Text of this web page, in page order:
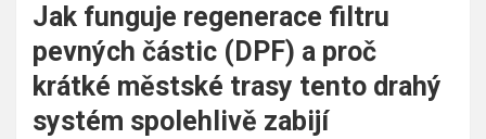
Jak funguje regenerace filtru
pevných částic (DPF) a proč
krátké městské trasy tento drahý
systém spolehlivě zabijí